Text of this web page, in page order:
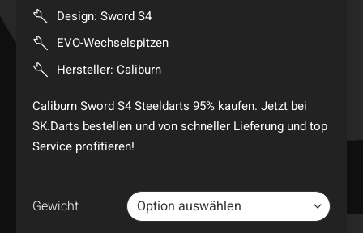
Design: Sword S4
EVO-Wechselspitzen
Hersteller: Caliburn
Caliburn Sword S4 Steeldarts 95% kaufen. Jetzt bei
SK.Darts bestellen und von schneller Lieferung und top
Service profitieren!
Gewicht